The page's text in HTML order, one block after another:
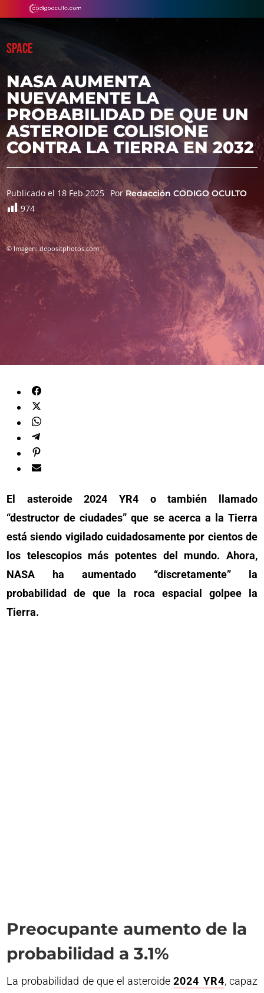
SPACE
NASA AUMENTA
NUEVAMENTE LA
PROBABILIDAD DE QUE UN
ASTEROIDE COLISIONE
CONTRA LA TIERRA EN 2032
Publicado el 18 Feb 2025 PorRedacción CODIGO OCULTO
974
© Imagen: depositphotos.com
El asteroide 2024 YR4 o también llamado
“destructor de ciudades” que se acerca a la Tierra
está siendo vigilado cuidadosamente por cientos de
los telescopios más potentes del mundo. Ahora,
NASA ha aumentado “discretamente” la
probabilidad de que la roca espacial golpee la
Tierra.
Preocupante aumento de la
probabilidad a 3.1%
La probabilidad de que el asteroide2024 YR4, capaz